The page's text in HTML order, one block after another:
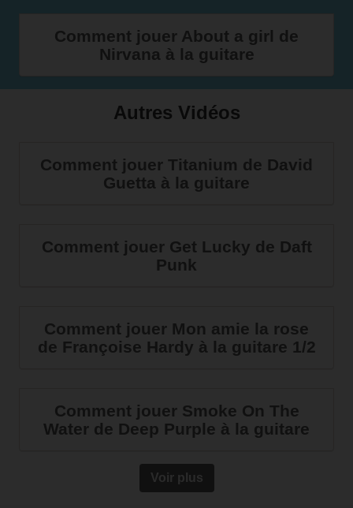
Comment jouer About a girl de
Nirvana à la guitare
Autres Vidéos
Comment jouer Titanium de David
Guetta à la guitare
Comment jouer Get Lucky de Daft
Punk
Comment jouer Mon amie la rose
de Françoise Hardy à la guitare 1/2
Comment jouer Smoke On The
Water de Deep Purple à la guitare
Voir plus